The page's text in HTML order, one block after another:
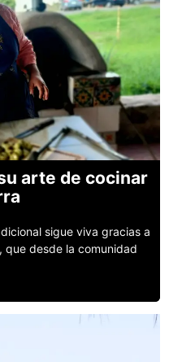
arte de cocinar
sigue viva gracias a
que desde la comunidad